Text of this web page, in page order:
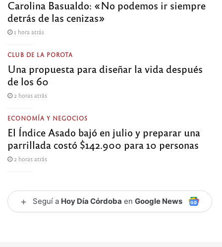
Carolina Basualdo: «No podemos ir siempre
detrás de las cenizas»
1 hora atrás
CLUB DE LA POROTA
Una propuesta para diseñar la vida después
de los 60
2 horas atrás
ECONOMÍA Y NEGOCIOS
El Índice Asado bajó en julio y preparar una
parrillada costó $142.900 para 10 personas
2 horas atrás
+ Seguí a Hoy Día Córdoba en Google News